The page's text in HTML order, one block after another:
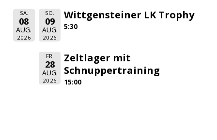
SA.
08
AUG.
2026
SO.
09
AUG.
2026
Wittgensteiner LK Trophy
5:30
FR.
28
AUG.
2026
Zeltlager mit
Schnuppertraining
15:00